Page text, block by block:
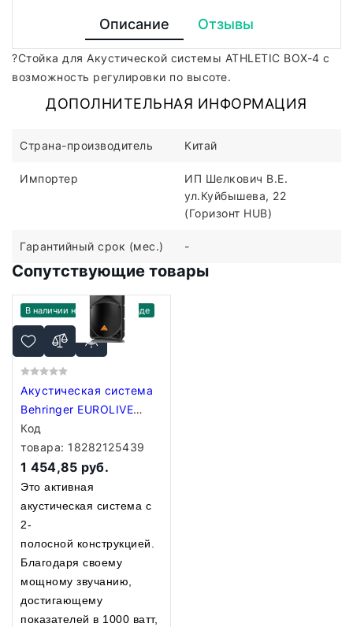
Описание Отзывы
?Стойка для Акустической системы ATHLETIC BOX-4 с
возможность регулировки по высоте.
ДОПОЛНИТЕЛЬНАЯ ИНФОРМАЦИЯ
Страна-производитель Китай
Импортер
ИП Шелкович В.Е.
ул.Куйбышева, 22
(Горизонт HUB)
Гарантийный срок (мес.) -
Сопутствующие товары
В наличии на дальнем складе
Акустическая система
Behringer EUROLIVE
B115D
Код
товара: 18282125439
1 454,85 руб.
Это активная
акустическая система с
2-
полосной конструкцией.
Благодаря своему
мощному звучанию,
достигающему
показателей в 1000 ватт,